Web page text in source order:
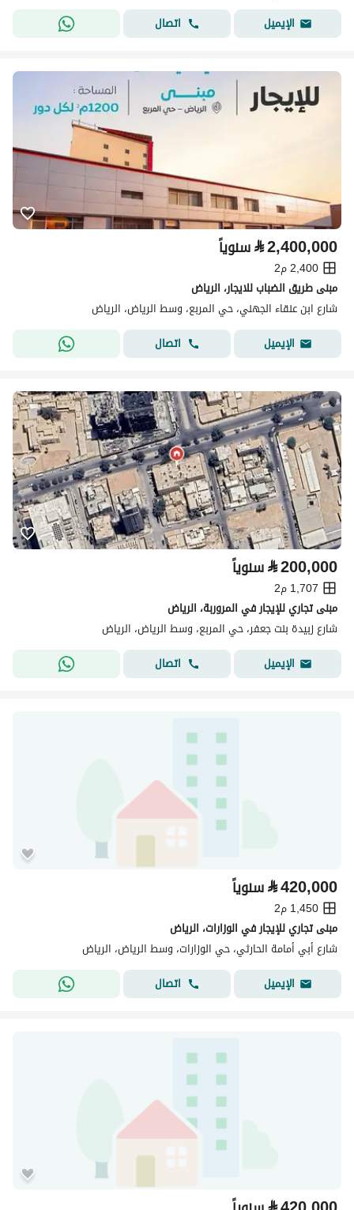
الإيميل
اتصال
⃁2,400,000 سنوياً
2,400 م2
مبنى طريق الضباب للايجار، الرياض
شارع ابن عنقاء الجهني، حي المربع، وسط الرياض، الرياض
الإيميل
اتصال
⃁200,000 سنوياً
1,707 م2
مبنى تجاري للإيجار في المروربة، الرياض
شارع زبيدة بنت جعفر، حي المربع، وسط الرياض، الرياض
الإيميل
اتصال
⃁420,000 سنوياً
1,450 م2
مبنى تجاري للإيجار في الوزارات، الرياض
شارع أبي أمامة الحارثي، حي الوزارات، وسط الرياض، الرياض
الإيميل
اتصال